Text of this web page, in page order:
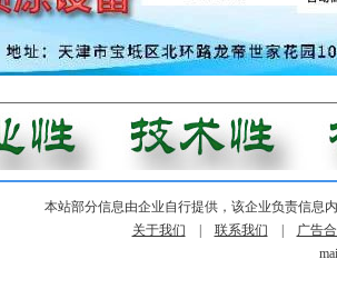
本站部分信息由企业自行提供，该企业负责信息
关于我们
联系我们
广告